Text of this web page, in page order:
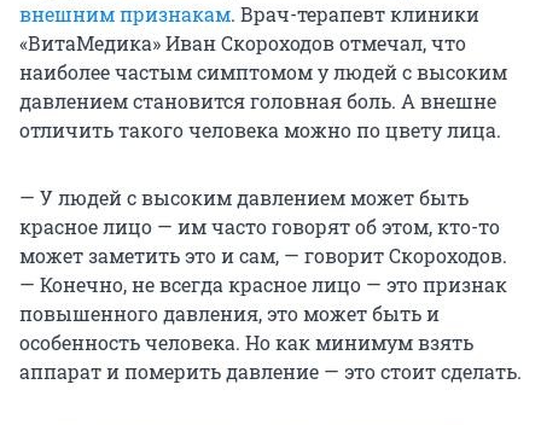
внешним признакам. Врач-терапевт клиники
«ВитаМедика» Иван Скороходов отмечал, что
наиболее частым симптомом у людей с высоким
давлением становится головная боль. А внешне
отличить такого человека можно по цвету лица.
— У людей с высоким давлением может быть
красное лицо — им часто говорят об этом, кто-то
может заметить это и сам, — говорит Скороходов.
— Конечно, не всегда красное лицо — это признак
повышенного давления, это может быть и
особенность человека. Но как минимум взять
аппарат и померить давление — это стоит сделать.